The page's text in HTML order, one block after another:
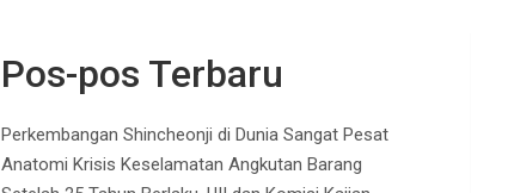
Pos-pos Terbaru
Perkembangan Shincheonji di Dunia Sangat Pesat
Anatomi Krisis Keselamatan Angkutan Barang